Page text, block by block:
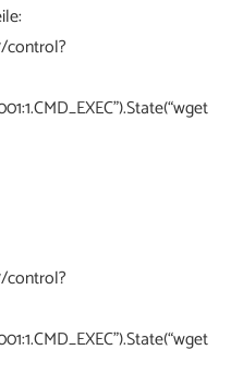
control?
control?